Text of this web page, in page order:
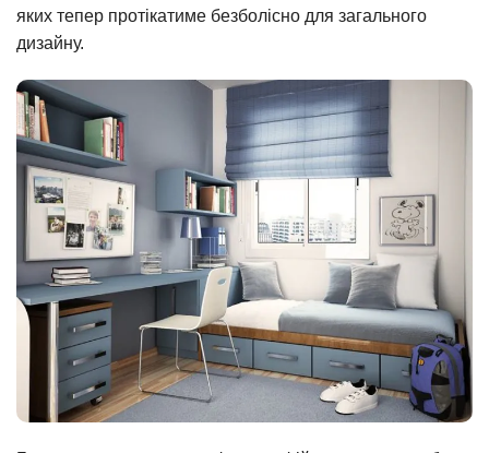
яких тепер протікатиме безболісно для загального
дизайну.